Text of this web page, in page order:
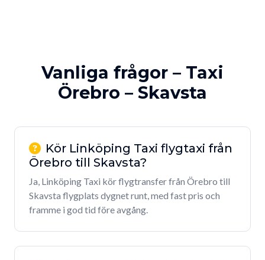
Vanliga frågor – Taxi
Örebro – Skavsta
Kör Linköping Taxi flygtaxi från
Örebro till Skavsta?
Ja, Linköping Taxi kör flygtransfer från Örebro till
Skavsta flygplats dygnet runt, med fast pris och
framme i god tid före avgång.